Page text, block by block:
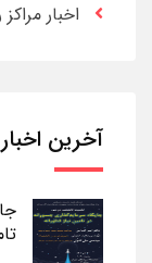
اخبار
آخرین